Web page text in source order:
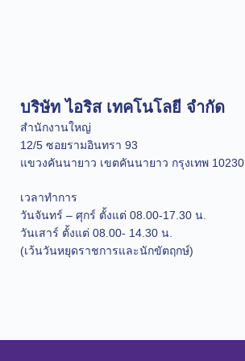
บริษัท ไอริส เทคโนโลยี จำกัด
สำนักงานใหญ่
12/5 ซอยรามอินทรา 93
แขวงคันนายาว เขตคันนายาว กรุงเทพ 10230
เวลาทำการ
วันจันทร์ – ศุกร์ ตั้งแต่ 08.00-17.30 น.
วันเสาร์ ตั้งแต่ 08.00- 14.30 น.
(เว้นวันหยุดราชการและนักขัตฤกษ์)